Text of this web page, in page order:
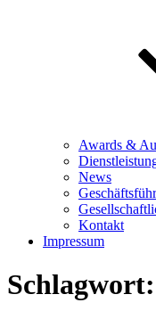
Awards &
News
Kontakt
Impressum
Schlagwort: